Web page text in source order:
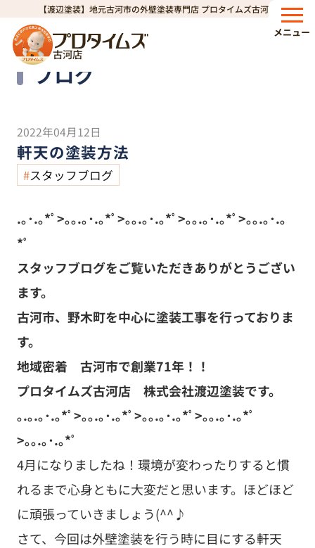
【渡辺塗装】地元古河市の外壁塗装専門店 プロタイムズ古河店
古河店
メニュー
HOME>ブログ>軒天の塗装方法
ブログ
Blog
2022年04月12日
軒天の塗装方法
スタッフブログ
.｡･.｡*ﾟ>｡｡.｡･.｡*ﾟ>｡｡.｡･.｡*ﾟ>｡｡.｡･.｡*ﾟ>｡｡.｡･.｡
*ﾟ
スタッフブログをご覧いただきありがとうござい
ます。
古河市、野木町を中心に塗装工事を行っておりま
す。
地域密着 古河市で創業71年！！
プロタイムズ古河店 株式会社渡辺塗装です。
｡.｡.｡･.｡*ﾟ>｡｡.｡･.｡*ﾟ>｡｡.｡･.｡*ﾟ>｡｡.｡･.｡*ﾟ
>｡｡.｡･.｡*ﾟ
4月になりましたね！環境が変わったりすると慣
れるまで心身ともに大変だと思います。ほどほど
に頑張っていきましょう(^^♪
さて、今回は外壁塗装を行う時に目にする軒天